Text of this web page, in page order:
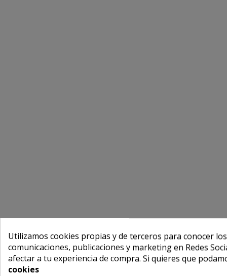
Utilizamos cookies propias y de terceros para conocer
comunicaciones, publicaciones y marketing en Redes
afectar a tu experiencia de compra. Si quieres que
cookies